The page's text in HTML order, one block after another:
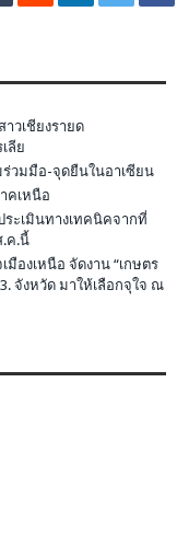
วเชียงรายด
ลีย
วมมือ-จุดยืนในอาเซียน
คเหนือ
ะเมินทางเทคนิคจากที่
.ค.นี้
องเหนือ จัดงาน “เกษตร
จังหวัด มาให้เลือกจุใจ ณ